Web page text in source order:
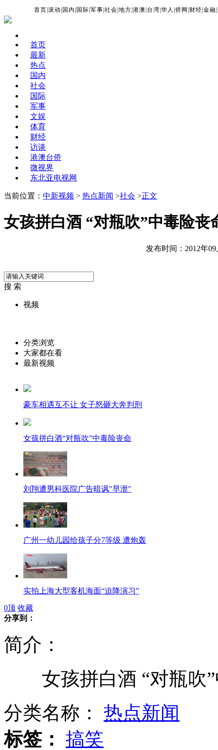
首页 |滚动 国内 国际 |军事 |社会 |地方 |港澳 台湾 |华人 |侨网 财经 |金融 |
首页
最新
热点
国内
社会
国际
军事
文娱
体育
财经
访谈
港澳台侨
微视界
东北亚电视网
当前位置： 中新视频 > 热点新闻 >社会 >正文
女孩拼白酒 “对瓶吹”中毒险丧
发布时间：2012年09
搜 索
视频
分类浏览
大家都在看
最新视频
豪车相遇互不让 女子怒砸大奔判刑
女孩拼白酒“对瓶吹”中毒险丧命
刘翔遭男科医院广告暗讽"早泄"
广州一幼儿园给孩子分7等级 遭炮轰
实拍上海大型客机海面“迫降演习”
实拍：重庆满月小象尽显萌态
美两航母战斗群在关岛"集合"
0顶 收藏
分享到：
简介：
女孩拼白酒 “对瓶吹”
分类名称： 热点新闻
标签： 搞笑